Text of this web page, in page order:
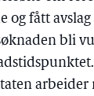
og fått
bli
arbeider